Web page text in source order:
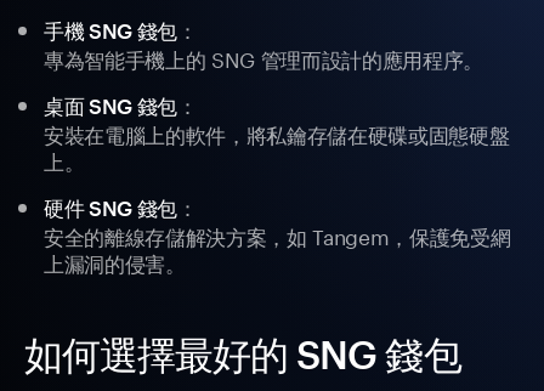
手機 SNG 錢包：
專為智能手機上的 SNG 管理而設計的應用程序。
桌面 SNG 錢包：
安裝在電腦上的軟件，將私鑰存儲在硬碟或固態硬盤
上。
硬件 SNG 錢包：
安全的離線存儲解決方案，如 Tangem，保護免受網
上漏洞的侵害。
如何選擇最好的 SNG 錢包